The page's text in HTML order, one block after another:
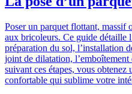
Poser un parquet flottant, massif
aux bricoleurs. Ce guide détaille
préparation du sol, l’installation
joint de dilatation,
suivant ces étapes, vous obtenez
confortable qui sublime votre